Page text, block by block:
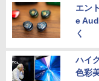
エン
e
く
ハイ
色彩